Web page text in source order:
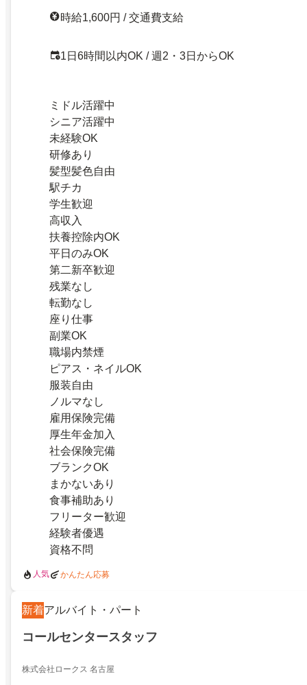
時給1,600円 / 交通費支給
1日6時間以内OK / 週2・3日からOK
ミドル活躍中
シニア活躍中
未経験OK
研修あり
髪型髪色自由
駅チカ
学生歓迎
高収入
扶養控除内OK
平日のみOK
第二新卒歓迎
残業なし
転勤なし
座り仕事
副業OK
職場内禁煙
ピアス・ネイルOK
服装自由
ノルマなし
雇用保険完備
厚生年金加入
社会保険完備
ブランクOK
まかないあり
食事補助あり
フリーター歓迎
経験者優遇
資格不問
人気 かんたん応募
新着アルバイト・パート
コールセンタースタッフ
株式会社ロークス 名古屋